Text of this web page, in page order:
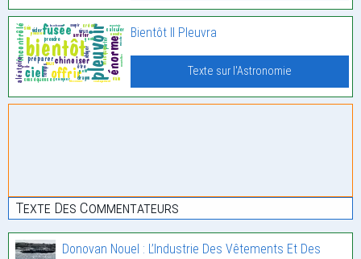
Bientôt Il Pleuvra
Texte sur l'Astronomie
Texte Des Commentateurs
Donovan Nouel : L’Industrie Des Vêtements Et Des